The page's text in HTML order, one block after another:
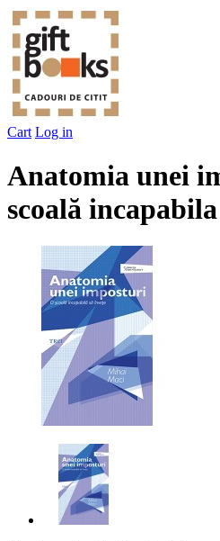
Cart Log in
Anatomia unei
scoală